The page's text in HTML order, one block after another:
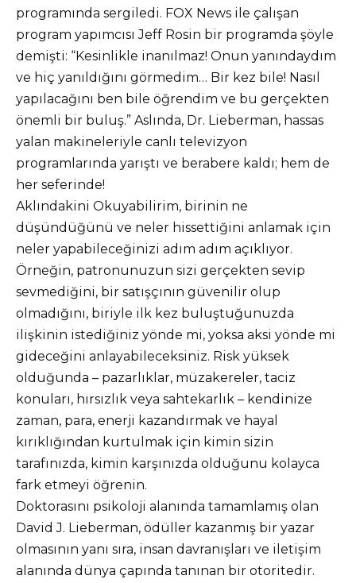
programında sergiledi. FOX News ile çalışan
program yapımcısı Jeff Rosin bir programda şöyle
demişti: “Kesinlikle inanılmaz! Onun yanındaydım
ve hiç yanıldığını görmedim… Bir kez bile! Nasıl
yapılacağını ben bile öğrendim ve bu gerçekten
önemli bir buluş.” Aslında, Dr. Lieberman, hassas
yalan makineleriyle canlı televizyon
programlarında yarıştı ve berabere kaldı; hem de
her seferinde!
Aklındakini Okuyabilirim, birinin ne
düşündüğünü ve neler hissettiğini anlamak için
neler yapabileceğinizi adım adım açıklıyor.
Örneğin, patronunuzun sizi gerçekten sevip
sevmediğini, bir satışçının güvenilir olup
olmadığını, biriyle ilk kez buluştuğunuzda
ilişkinin istediğiniz yönde mi, yoksa aksi yönde mi
gideceğini anlayabileceksiniz. Risk yüksek
olduğunda – pazarlıklar, müzakereler, taciz
konuları, hırsızlık veya sahtekarlık – kendinize
zaman, para, enerji kazandırmak ve hayal
kırıklığından kurtulmak için kimin sizin
tarafınızda, kimin karşınızda olduğunu kolayca
fark etmeyi öğrenin.
Doktorasını psikoloji alanında tamamlamış olan
David J. Lieberman, ödüller kazanmış bir yazar
olmasının yanı sıra, insan davranışları ve iletişim
alanında dünya çapında tanınan bir otoritedir.